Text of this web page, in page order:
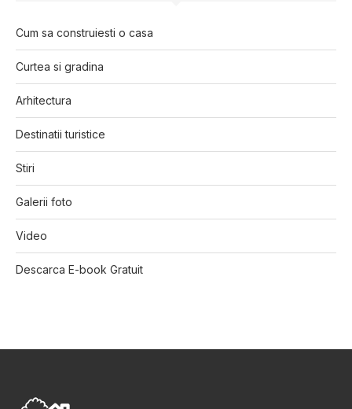
Cum sa construiesti o casa
Curtea si gradina
Arhitectura
Destinatii turistice
Stiri
Galerii foto
Video
Descarca E-book Gratuit